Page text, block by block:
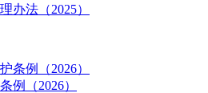
办法（2025）
条例（2026）
例（2026）